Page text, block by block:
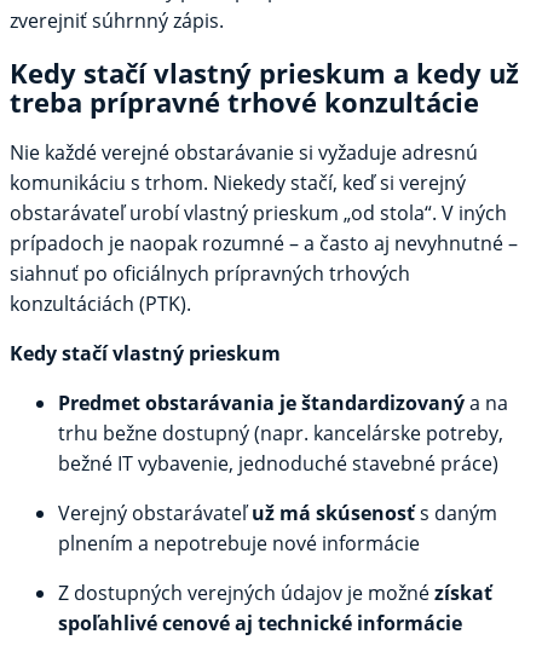
zverejniť súhrnný zápis.
Kedy stačí vlastný prieskum a kedy už
treba prípravné trhové konzultácie
Nie každé verejné obstarávanie si vyžadujeadresnú
komunikáciu s trhom. Niekedy stačí, keď si verejný
obstarávateľ urobí vlastný prieskum „od stola“. V iných
prípadoch je naopak rozumné – a často aj nevyhnutné –
siahnuť po oficiálnych prípravných trhových
konzultáciách (PTK).
Kedy stačí vlastný prieskum
Predmet obstarávania je štandardizovanýa na
trhu bežne dostupný (napr. kancelárske potreby,
bežné IT vybavenie, jednoduché stavebné práce)
Verejný obstarávateľuž má skúsenosťs daným
plnením a nepotrebuje nové informácie
Z dostupných verejných údajov je možnézískať
spoľahlivé cenové aj technické informácie